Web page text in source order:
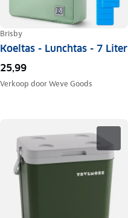
Brisby
Koeltas - Lunchtas - 7 Liter
25,99
Verkoop doorWeve Goods